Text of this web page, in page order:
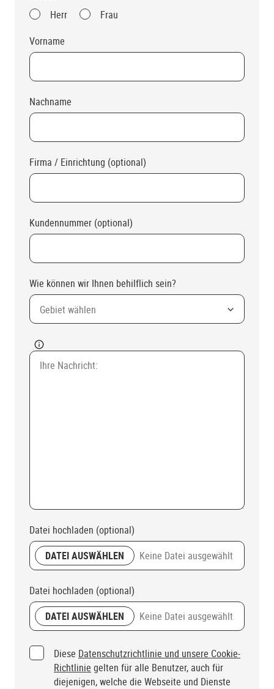
Herr
Frau
Vorname
Nachname
Firma / Einrichtung (optional)
Kundennummer (optional)
Wie können wir Ihnen behilflich sein?
Gebiet wählen
Datei hochladen (optional)
DATEI AUSWÄHLEN
Keine Datei ausgewählt
Datei hochladen (optional)
DATEI AUSWÄHLEN
Keine Datei ausgewählt
Consent agreement (optional)
Diese Datenschutzrichtlinie und unsere Cookie-
Richtlinie gelten für alle Benutzer, auch für
diejenigen, welche die Webseite und Dienste